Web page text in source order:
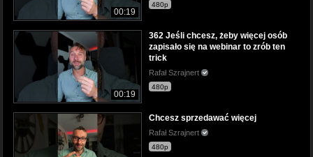
00:19
480p
00:19
362 Jeśli chcesz, żeby więcej osób
zapisało się na webinar to zrób ten
trick
Rafał Szrajnert
480p
Chcesz sprzedawać więcej
Rafał Szrajnert
480p